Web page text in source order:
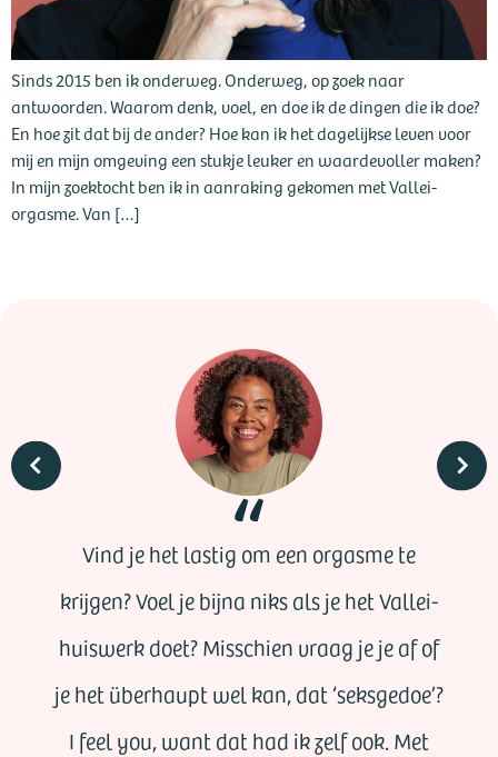
Sinds 2015 ben ik onderweg. Onderweg, op zoek naar
antwoorden. Waarom denk, voel, en doe ik de dingen die ik doe?
En hoe zit dat bij de ander? Hoe kan ik het dagelijkse leven voor
mij en mijn omgeving een stukje leuker en waardevoller maken?
In mijn zoektocht ben ik in aanraking gekomen met Vallei-
orgasme. Van […]
Vallei-
af of
Ik begon te voelen dat alleen
openen, hoe krachtig dan ook,
was. Ik voelde een enorm
mijn hele lichaam te verkennen
leven in te blazen. En dat is wat